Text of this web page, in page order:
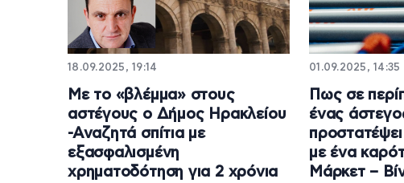
18.09.2025, 19:14
Με το «βλέμμα» στους
αστέγους ο Δήμος Ηρακλείου
-Αναζητά σπίτια με
εξασφαλισμένη
χρηματοδότηση για 2 χρόνια
01.09.2025, 14:35
Πως σε
ένας
με ένα
Μάρκετ –